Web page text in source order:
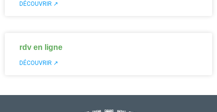
DÉCOUVRIR ↗
rdv en ligne
DÉCOUVRIR ↗